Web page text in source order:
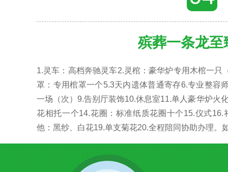
殡葬一条龙至
1.灵车：高档奔驰灵车2.灵棺：豪华炉专用木棺一只
罩：专用棺罩一个5.3天内遗体普通寄存6.专业整容
一场（次）9.告别厅装饰10.休息室11.单人豪华炉火
花相托一个14.花圈：标准纸质花圈十个15.仪式
他：黑纱、白花19.单支菊花20.全程陪同协助办理。